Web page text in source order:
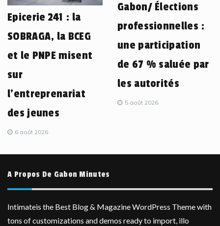
Epicerie 241 : la
SOBRAGA, la BCEG
et le PNPE misent
sur
l’entreprenariat
des jeunes
6 août 2026
Gabon/ Élections
professionnelles :
une participation
de 67 % saluée par
les autorités
5 août 2026
A Propos De Gabon Minutes
Intimateis the Best Blog & Magazine WordPress Theme with
tons of customizations and demos ready to import, illo